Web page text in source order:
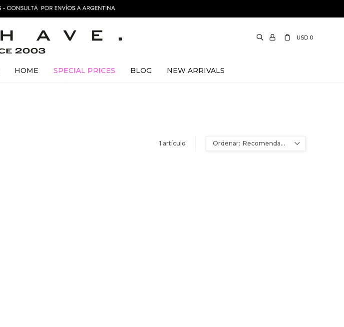
HOME SPECIAL PRICES BLOG NEW ARRIVALS
USD 0
1 artículo Recomendados